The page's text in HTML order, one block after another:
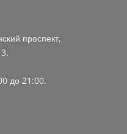
проспект,
до 21:00.